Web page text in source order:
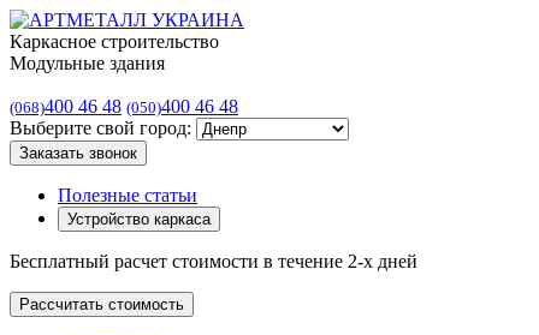
Каркасное строительство
Модульные здания
(068)400 46 48 (050)400 46 48
Выберите свой город:
Заказать звонок
Полезные статьи
Устройство каркаса
Бесплатный расчет стоимости в течение 2-х дней
Рассчитать стоимость